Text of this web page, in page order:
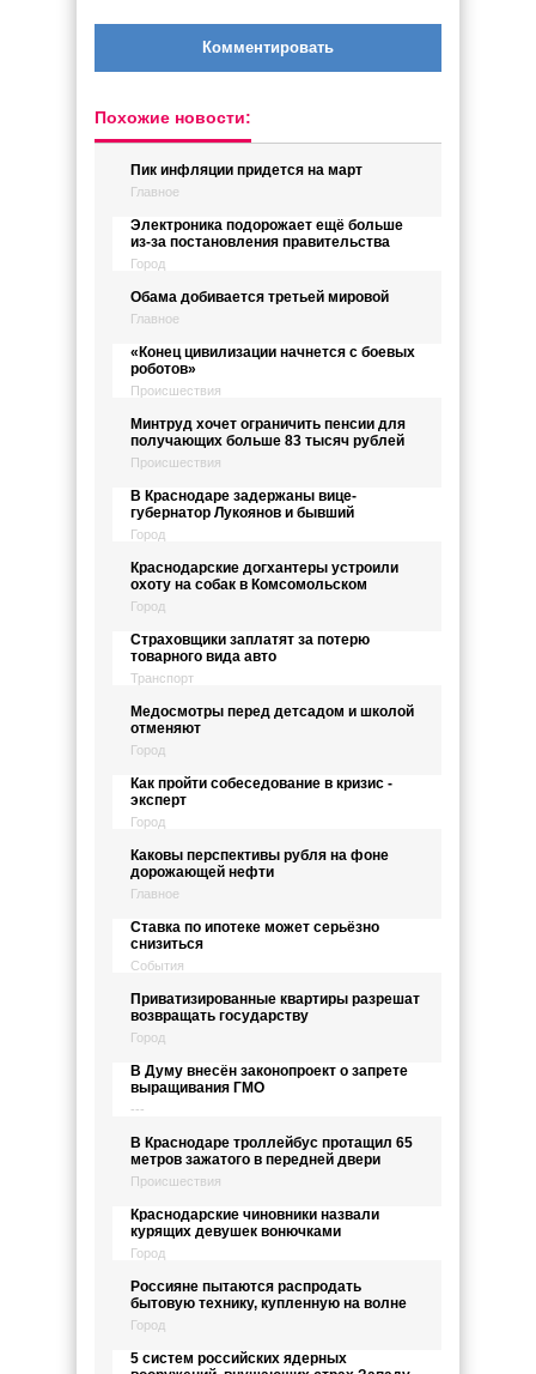
Комментировать
Похожие новости:
Пик инфляции придется на март
Главное
Электроника подорожает ещё больше
из-за постановления правительства
Город
Обама добивается третьей мировой
Главное
«Конец цивилизации начнется с боевых
роботов»
Происшествия
Минтруд хочет ограничить пенсии для
получающих больше 83 тысяч рублей
Происшествия
В Краснодаре задержаны вице-
губернатор Лукоянов и бывший
Город
Краснодарские догхантеры устроили
охоту на собак в Комсомольском
Город
Страховщики заплатят за потерю
товарного вида авто
Транспорт
Медосмотры перед детсадом и школой
отменяют
Город
Как пройти собеседование в кризис -
эксперт
Город
Каковы перспективы рубля на фоне
дорожающей нефти
Главное
Ставка по ипотеке может серьёзно
снизиться
События
Приватизированные квартиры разрешат
возвращать государству
Город
В Думу внесён законопроект о запрете
выращивания ГМО
---
В Краснодаре троллейбус протащил 65
метров зажатого в передней двери
Происшествия
Краснодарские чиновники назвали
курящих девушек вонючками
Город
Россияне пытаются распродать
бытовую технику, купленную на волне
Город
5 систем российских ядерных